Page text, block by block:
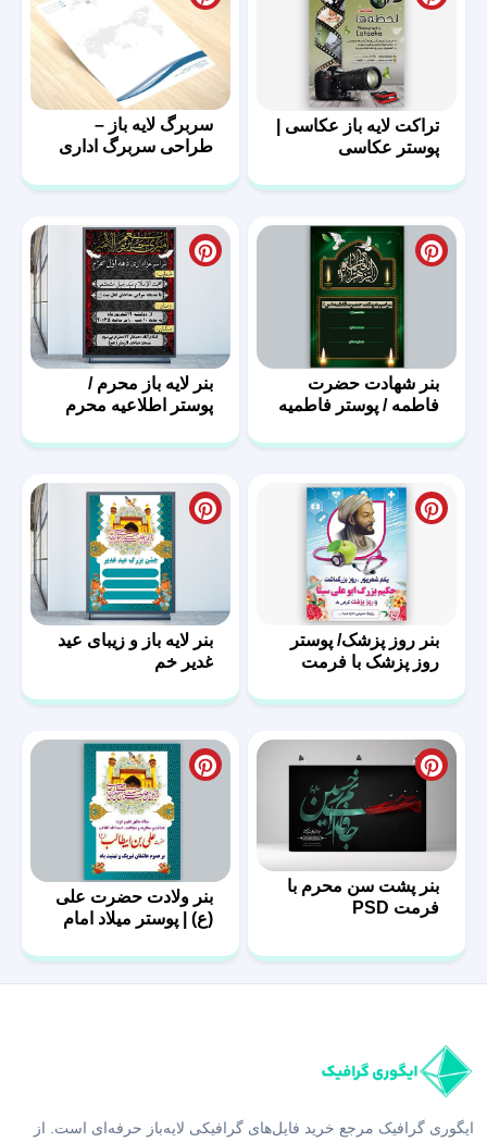
تراکت لایه باز عکاسی |
پوستر عکاسی
سربرگ لایه باز –
طراحی سربرگ اداری
بنر شهادت حضرت
فاطمه / پوستر فاطمیه
بنر لایه باز محرم /
پوستر اطلاعیه محرم
بنر روز پزشک/ پوستر
روز پزشک با فرمت
بنر لایه باز و زیبای عید
غدیر خم
بنر پشت سن محرم با
فرمت PSD
بنر ولادت حضرت علی
(ع) | پوستر میلاد امام
ایگوری گرافیک مرجع خرید فایل‌های گرافیکی لایه‌باز حرفه‌ای است. از